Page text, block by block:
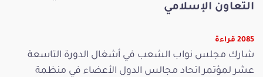
التعاون الإسلامي
2085 قراءة
شارك مجلس نواب الشعب في أشغال الدورة التاسعة
عشر لمؤتمر اتحاد مجالس الدول الأعضاء في منظمة